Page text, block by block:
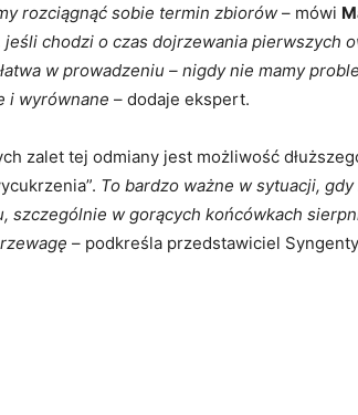
rozciągnąć sobie termin zbiorów – mówi
chodzi o czas dojrzewania pierwszych
w prowadzeniu – nigdy nie mamy
i wyrównane – dodaje ekspert.
zalet tej odmiany jest możliwość
To bardzo ważne w sytuacji,
szczególnie w gorących końcówkach
– podkreśla przedstawiciel